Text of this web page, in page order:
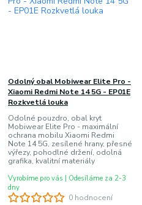
0 hodnocení
Odolný obal Mobiwear Elite Pro -
Xiaomi Redmi Note 14 5G - EP01E
Rozkvetlá louka
Odolné pouzdro, obal kryt
Mobiwear Elite Pro - maximální
ochrana mobilu Xiaomi Redmi
Note 14 5G, zesílené hrany, přesné
výřezy, pohodlné držení, odolná
grafika, kvalitní materiály
Vyrobíme pro vás | Odesíláme za 2-3
dny